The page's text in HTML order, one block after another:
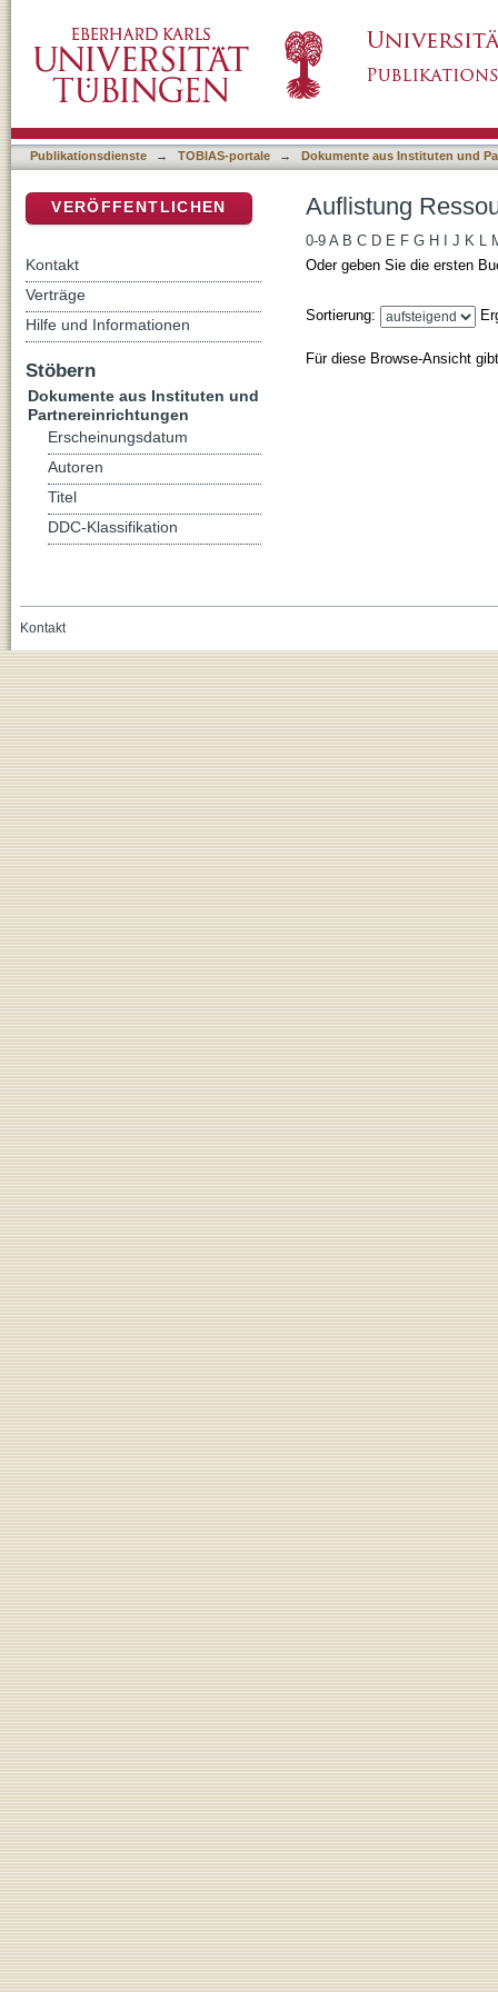
Publikationsdienste → TOBIAS-portale → Dokumente aus Instituten und
Auflistung
0-9 A B C D E F G H J K L
Oder geben Sie die ersten
Sortierung:
Für diese Browse-Ansicht
VERÖFFENTLICHEN
Kontakt
Verträge
Hilfe und Informationen
Stöbern
Dokumente aus Instituten und
Partnereinrichtungen
Erscheinungsdatum
Autoren
Titel
DDC-Klassifikation
Kontakt